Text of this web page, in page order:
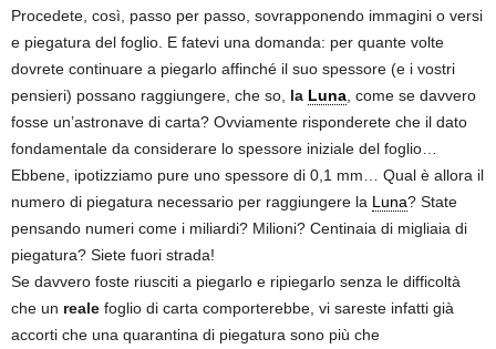
Procedete, così, passo per passo, sovrapponendo immagini o versi
e piegatura del foglio. E fatevi una domanda: per quante volte
dovrete continuare a piegarlo affinché il suo spessore (e i vostri
pensieri) possano raggiungere, che so, la Luna, come se davvero
fosse un’astronave di carta? Ovviamente risponderete che il dato
fondamentale da considerare lo spessore iniziale del foglio…
Ebbene, ipotizziamo pure uno spessore di 0,1 mm… Qual è allora il
numero di piegatura necessario per raggiungere la Luna? State
pensando numeri come i miliardi? Milioni? Centinaia di migliaia di
piegatura? Siete fuori strada!
Se davvero foste riusciti a piegarlo e ripiegarlo senza le difficoltà
che un reale foglio di carta comporterebbe, vi sareste infatti già
accorti che una quarantina di piegatura sono più che